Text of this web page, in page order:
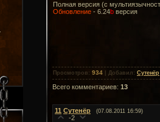
Полная версия (с
Обновление - 6.24b версия
Просмотров : 934 Добавил : Сутенёр
Всего комментариев: 13
11 Сутенёр (07.08.2011 16:59)
-2